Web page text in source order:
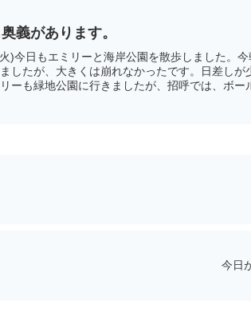
義があります。
)今日もエミリーと海岸公園を散歩しました。
したが、大きくは崩れなかったです。日差し
ーも緑地公園に行きましたが、招呼では、ボー
今日